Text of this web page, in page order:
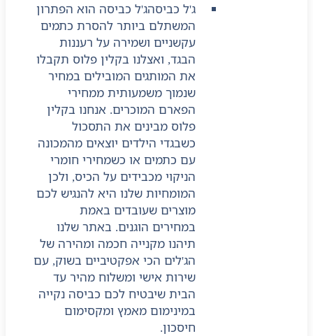
ג'ל כביסהג'ל כביסה הוא הפתרון
המשתלם ביותר להסרת כתמים
עקשניים ושמירה על רעננות
הבגד, ואצלנו בקלין פלוס תקבלו
את המותגים המובילים במחיר
שנמוך משמעותית ממחירי
הפארם המוכרים. אנחנו בקלין
פלוס מבינים את התסכול
כשבגדי הילדים יוצאים מהמכונה
עם כתמים או כשמחירי חומרי
הניקוי מכבידים על הכיס, ולכן
המומחיות שלנו היא להנגיש לכם
מוצרים שעובדים באמת
במחירים הוגנים. באתר שלנו
תיהנו מקנייה חכמה ומהירה של
הג'לים הכי אפקטיביים בשוק, עם
שירות אישי ומשלוח מהיר עד
הבית שיבטיח לכם כביסה נקייה
במינימום מאמץ ומקסימום
חיסכון.